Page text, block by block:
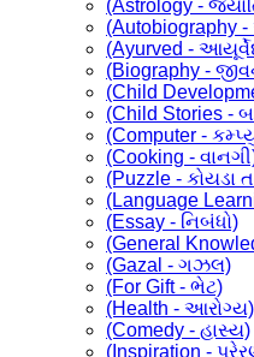
(Astrology -
(Autobiography
(Ayurved -
(Biography -
(Child
(Child Stories -
(Computer -
(Cooking -
(Puzzle - કોયડા
(Language
(Essay - નિબંધો)
(General
(Gazal - ગઝલ)
(For Gift - ભેટ)
(Health - આરોગ્ય)
(Comedy - હાસ્ય)
(Inspiration -